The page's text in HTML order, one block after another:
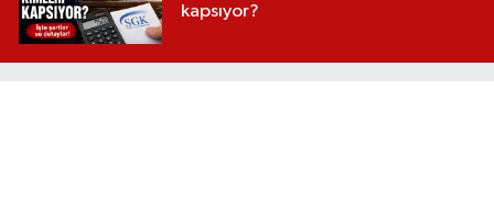
kapsıyor?